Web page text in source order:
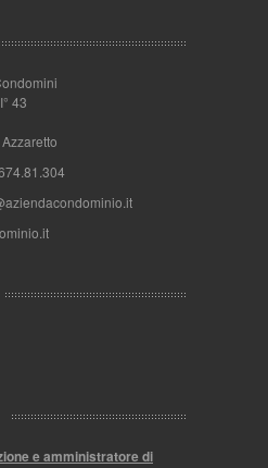
43
e amministratore di